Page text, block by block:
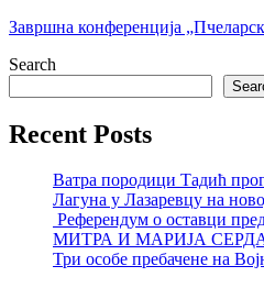
Завршна конференциjа
Search
Recent Posts
Ватра породици Тадић
Лагуна у Лазаревцу на
Референдум о оставци
МИТРА И МАРИЈА
Три особе пребачене на